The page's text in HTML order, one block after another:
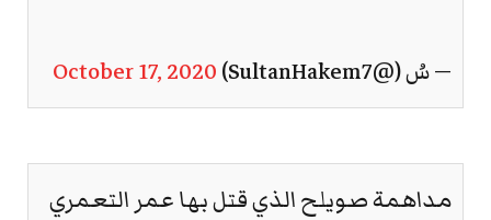
— سُ (@SultanHakem7) October 17, 2020
مداهمة صويلح الذي قتل بها عمر التعمري